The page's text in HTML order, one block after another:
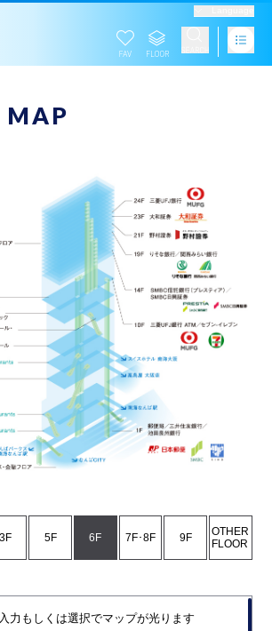
MAP
3F 5F 6F 7F･8F 9F
OTHER
FLOOR
力もしくは選択でマップが光ります